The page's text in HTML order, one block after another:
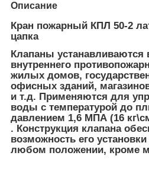
Описание
Кран пожарный КПЛ 50-2
цапка
Клапаны устанавливаются
внутреннего
жилых домов,
офисных зданий,
и т.д. Применяются для
воды с температурой до
давлением 1,6 МПА (16
. Конструкция клапана
возможность его
любом положении, кроме